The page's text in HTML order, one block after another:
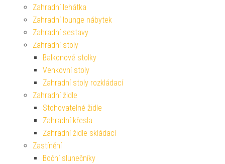
Zahradní lehátka
Zahradní lounge nábytek
Zahradní sestavy
Zahradní stoly
Balkonové stolky
Venkovní stoly
Zahradní stoly rozkládací
Zahradní židle
Stohovatelné židle
Zahradní křesla
Zahradní židle skládací
Zastínění
Boční slunečníky